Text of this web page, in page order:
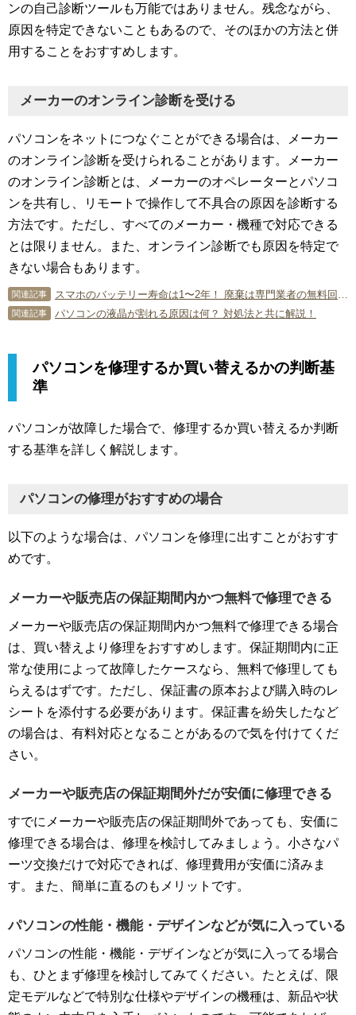
ンの自己診断ツールも万能ではありません。残念ながら、
原因を特定できないこともあるので、そのほかの方法と併
用することをおすすめします。
メーカーのオンライン診断を受ける
パソコンをネットにつなぐことができる場合は、メーカー
のオンライン診断を受けられることがあります。メーカー
のオンライン診断とは、メーカーのオペレーターとパソコ
ンを共有し、リモートで操作して不具合の原因を診断する
方法です。ただし、すべてのメーカー・機種で対応できる
とは限りません。また、オンライン診断でも原因を特定で
きない場合もあります。
関連記事 スマホのバッテリー寿命は1〜2年！ 廃棄は専門業者の無料回収が便利
関連記事 パソコンの液晶が割れる原因は何？ 対処法と共に解説！
パソコンを修理するか買い替えるかの判断基
準
パソコンが故障した場合で、修理するか買い替えるか判断
する基準を詳しく解説します。
パソコンの修理がおすすめの場合
以下のような場合は、パソコンを修理に出すことがおすす
めです。
メーカーや販売店の保証期間内かつ無料で修理できる
メーカーや販売店の保証期間内かつ無料で修理できる場合
は、買い替えより修理をおすすめします。保証期間内に正
常な使用によって故障したケースなら、無料で修理しても
らえるはずです。ただし、保証書の原本および購入時のレ
シートを添付する必要があります。保証書を紛失したなど
の場合は、有料対応となることがあるので気を付けてくだ
さい。
メーカーや販売店の保証期間外だが安価に修理できる
すでにメーカーや販売店の保証期間外であっても、安価に
修理できる場合は、修理を検討してみましょう。小さなパ
ーツ交換だけで対応できれば、修理費用が安価に済みま
す。また、簡単に直るのもメリットです。
パソコンの性能・機能・デザインなどが気に入っている
パソコンの性能・機能・デザインなどが気に入ってる場合
も、ひとまず修理を検討してみてください。たとえば、限
定モデルなどで特別な仕様やデザインの機種は、新品や状